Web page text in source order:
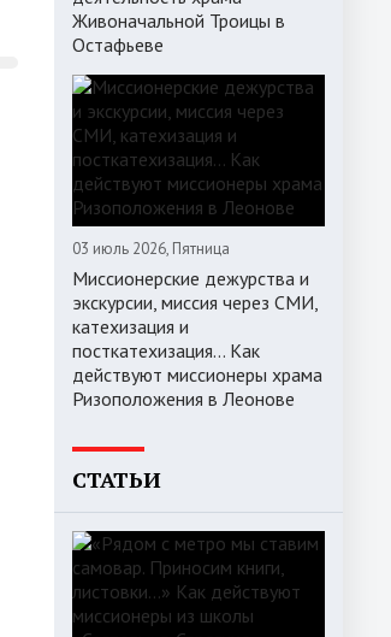
Живоначальной Троицы в
Остафьеве
03 июль 2026, Пятница
Миссионерские дежурства и
экскурсии, миссия через СМИ,
катехизация и
посткатехизация… Как
действуют миссионеры храма
Ризоположения в Леонове
СТАТЬИ